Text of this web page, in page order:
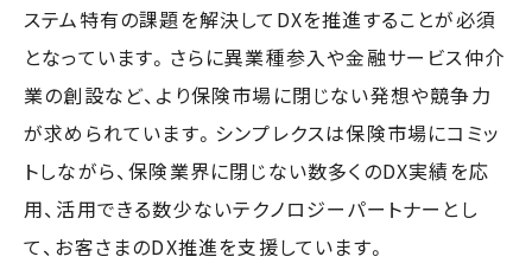
ステム特有の課題を解決してDXを推進することが必須
となっています。さらに異業種参入や金融サービス仲介
業の創設など、より保険市場に閉じない発想や競争力
が求められています。シンプレクスは保険市場にコミッ
トしながら、保険業界に閉じない数多くのDX実績を応
用、活用できる数少ないテクノロジーパートナーとし
て、お客さまのDX推進を支援しています。